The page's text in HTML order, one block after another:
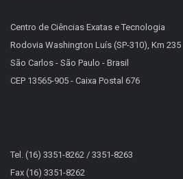
Centro de Ciências Exatas e Tecnologia
Rodovia Washington Luís (SP-310), Km 235
São Carlos - São Paulo - Brasil
CEP 13565-905 - Caixa Postal 676
Tel. (16) 3351-8262 / 3351-8263
Fax (16) 3351-8262